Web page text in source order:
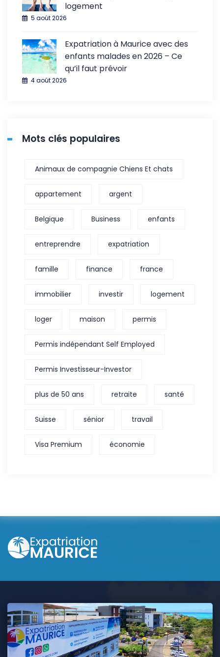
logement
5 août 2026
Expatriation à Maurice avec des
enfants malades en 2026 – Ce
qu’il faut prévoir
4 août 2026
Mots clés populaires
Animaux de compagnie Chiens Et chats
appartement argent
Belgique Business enfants
entreprendre expatriation
famille finance france
immobilier investir logement
loger maison permis
Permis indépendant Self Employed
Permis Investisseur-Investor
plus de 50 ans retraite santé
Suisse sénior travail
Visa Premium économie